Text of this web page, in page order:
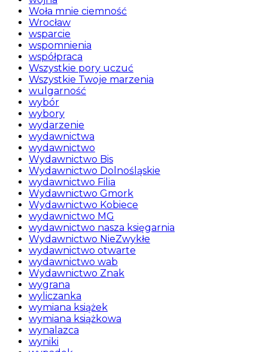
Woła mnie ciemność
Wrocław
wsparcie
wspomnienia
współpraca
Wszystkie pory uczuć
Wszystkie Twoje marzenia
wulgarność
wybór
wybory
wydarzenie
wydawnictwa
wydawnictwo
Wydawnictwo Bis
Wydawnictwo Dolnośląskie
wydawnictwo Filia
Wydawnictwo Gmork
Wydawnictwo Kobiece
wydawnictwo MG
wydawnictwo nasza księgarnia
Wydawnictwo NieZwykłe
wydawnictwo otwarte
wydawnictwo wab
Wydawnictwo Znak
wygrana
wyliczanka
wymiana książek
wymiana książkowa
wynalazca
wyniki